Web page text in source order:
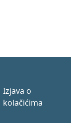
Izjava o
kolačićima